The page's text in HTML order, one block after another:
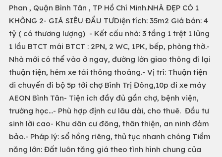
Phan , Quận Bình Tân , TP Hồ Chí Minh.NHÀ ĐẸP CÓ 1
KHÔNG 2- GIÁ SIÊU ĐẦU TƯDiện tích: 35m2 Giá bán: 4
tỷ ( có thương lượng) - Kết cấu nhà: 3 tầng 1 trệt 1 lửng
1 lầu BTCT mái BTCT : 2PN, 2 WC, 1PK, bếp, phòng thờ.-
Nhà mới có thể vào ở ngay, đường lớn giao thông đi lại
thuận tiện, hẻm xe tải thông thoáng.- Vị trí: Thuận tiện
di chuyển đi bộ 5p tới chợ Bình Trị Đông,10p đi xe máy
AEON Bình Tân- Tiện ích đầy đủ gần chợ, bệnh viện,
trường học…- Phù hợp định cư lâu dài, cho thuê. Đầu tư
sinh lời cao- Khu dân cư đông, thân thiện, an ninh đảm
bảo.- Pháp lý: sổ hồng riêng, thủ tục nhanh chóng Tiềm
năng lớn: Đất luôn tăng giá theo tình hình chung của